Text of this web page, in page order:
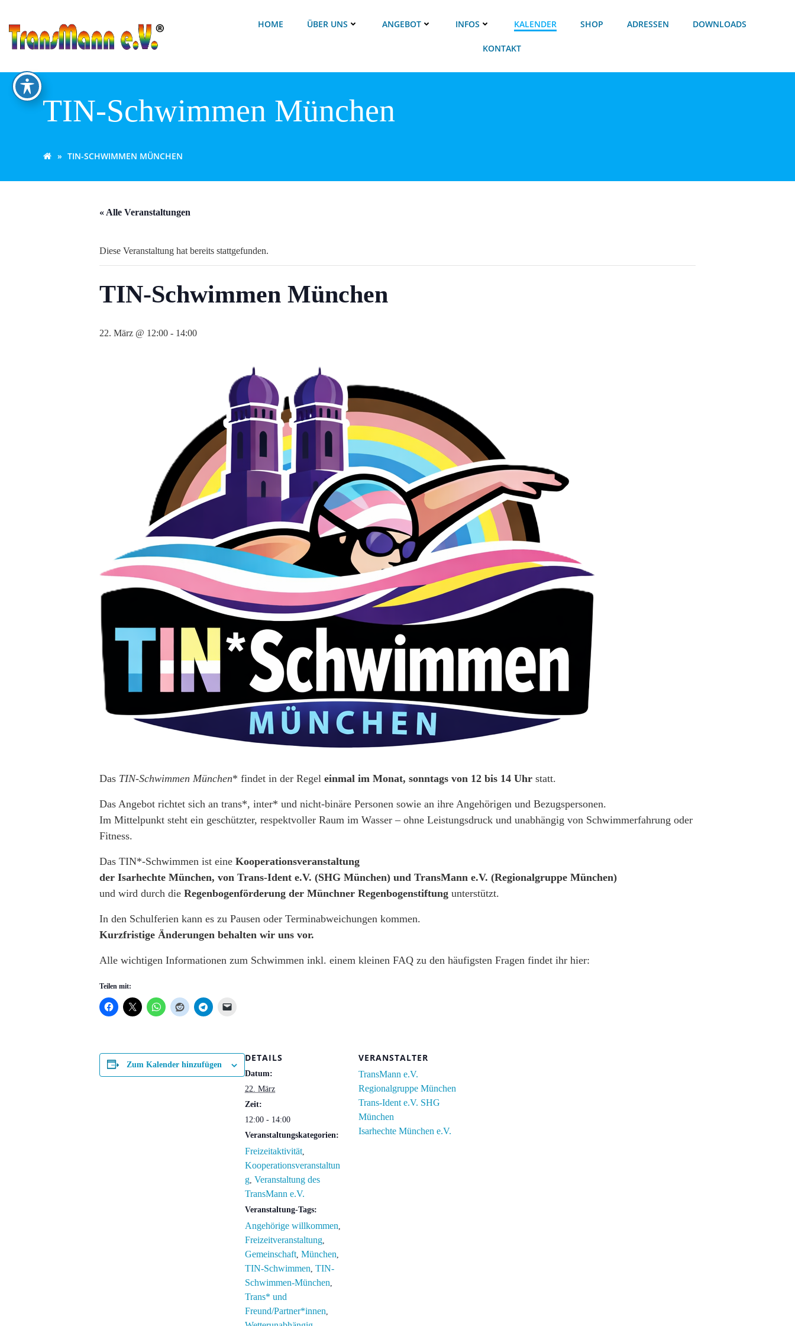
springen
HOME ÜBER UNS ANGEBOT INFOS KALENDER SHOP ADRESSEN DOWNLOADS
KONTAKT
TIN-Schwimmen München
TIN-SCHWIMMEN MÜNCHEN
« Alle Veranstaltungen
Diese Veranstaltung hat bereits stattgefunden.
TIN-Schwimmen München
22. März @ 12:00 - 14:00
Das TIN-Schwimmen München* findet in der Regel einmal im Monat, sonntags von 12 bis 14 Uhr statt.
Das Angebot richtet sich an trans*, inter* und nicht-binäre Personen sowie an ihre Angehörigen und Bezugspersonen.
Im Mittelpunkt steht ein geschützter, respektvoller Raum im Wasser – ohne Leistungsdruck und unabhängig von Schwimmerfahrung oder
Fitness.
Das TIN*-Schwimmen ist eine Kooperationsveranstaltung
der Isarhechte München, von Trans-Ident e.V. (SHG München) und TransMann e.V. (Regionalgruppe München)
und wird durch die Regenbogenförderung der Münchner Regenbogenstiftung unterstützt.
In den Schulferien kann es zu Pausen oder Terminabweichungen kommen.
Kurzfristige Änderungen behalten wir uns vor.
Alle wichtigen Informationen zum Schwimmen inkl. einem kleinen FAQ zu den häufigsten Fragen findet ihr hier:
Teilen mit:
Zum Kalender hinzufügen
DETAILS
Datum:
22. März
Zeit:
12:00 - 14:00
Veranstaltungskategorien:
Freizeitaktivität,
Kooperationsveranstaltun
g, Veranstaltung des
TransMann e.V.
Veranstaltung-Tags:
Angehörige willkommen,
Freizeitveranstaltung,
Gemeinschaft, München,
TIN-Schwimmen, TIN-
Schwimmen-München,
Trans* und
Freund/Partner*innen,
VERANSTALTER
TransMann e.V.
Regionalgruppe München
Trans-Ident e.V. SHG
München
Isarhechte München e.V.